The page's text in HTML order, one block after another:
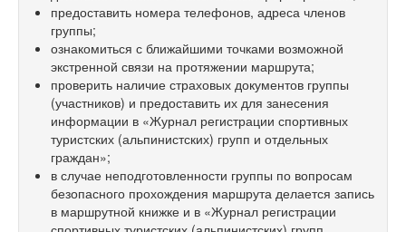
предоставить номера телефонов, адреса членов
группы;
ознакомиться с ближайшими точками возможной
экстренной связи на протяжении маршрута;
проверить наличие страховых документов группы
(участников) и предоставить их для занесения
информации в «Журнал регистрации спортивных
туристских (альпинистских) групп и отдельных
граждан»;
в случае неподготовленности группы по вопросам
безопасного прохождения маршрута делается запись
в маршрутной книжке и в «Журнал регистрации